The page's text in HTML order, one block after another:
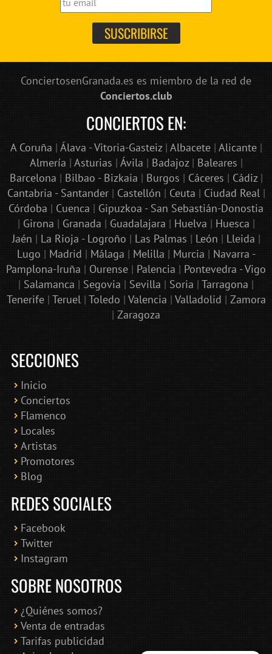
ConciertosenGranada.es es miembro de la red de
Conciertos.club
CONCIERTOS EN:
A Coruña | Álava - Vitoria-Gasteiz| Albacete| Alicante|
Almería | Asturias | Ávila | Badajoz| Baleares |
Barcelona | Bilbao - Bizkaia | Burgos | Cáceres | Cádiz|
Cantabria - Santander| Castellón | Ceuta | Ciudad Real|
Córdoba | Cuenca | Gipuzkoa - San Sebastián-Donostia
| Girona | Granada | Guadalajara | Huelva | Huesca |
Jaén | La Rioja - Logroño | Las Palmas | León | Lleida |
Lugo | Madrid | Málaga | Melilla | Murcia | Navarra -
Pamplona-Iruña | Ourense | Palencia | Pontevedra - Vigo
| Salamanca | Segovia | Sevilla | Soria | Tarragona |
Tenerife| Teruel| Toledo | Valencia | Valladolid | Zamora
| Zaragoza
SECCIONES
Inicio
Conciertos
Flamenco
Locales
Artistas
Promotores
Blog
REDES SOCIALES
Facebook
Twitter
Instagram
SOBRE NOSOTROS
¿Quiénes somos?
Venta de entradas
Tarifas publicidad